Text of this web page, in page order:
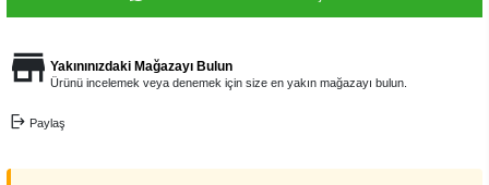
Yakınınızdaki Mağazayı Bulun
Ürünü incelemek veya denemek için size en yakın mağazayı bulun.
Paylaş